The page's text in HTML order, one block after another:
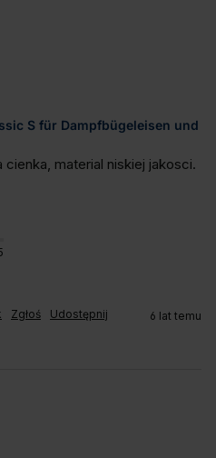
S für Dampfbügeleisen und
material niskiej jakosci.
Zgłoś Udostępnij 6 lat temu